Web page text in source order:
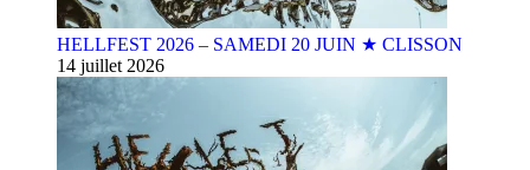
HELLFEST 2026 – SAMEDI 20 JUIN ★ CLISSON
14 juillet 2026